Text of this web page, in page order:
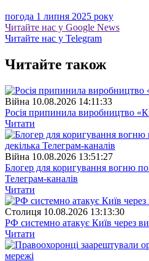
погода 1 липня 2025 року
Читайте нас у Google News
Читайте нас у Telegram
Читайте також
Війна 10.08.2026 14:11:33
Росія припинила виробництво
Читати
Війна 10.08.2026 13:51:27
Блогер для коригування вогню
Телеграм-каналів
Читати
Столиця 10.08.2026 13:13:30
РФ системно атакує Київ через
Читати